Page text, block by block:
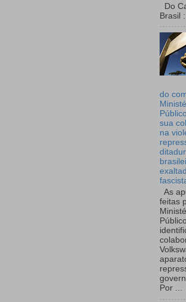
Do
Brasil :
do
sua
na
As
feitas
Por ...